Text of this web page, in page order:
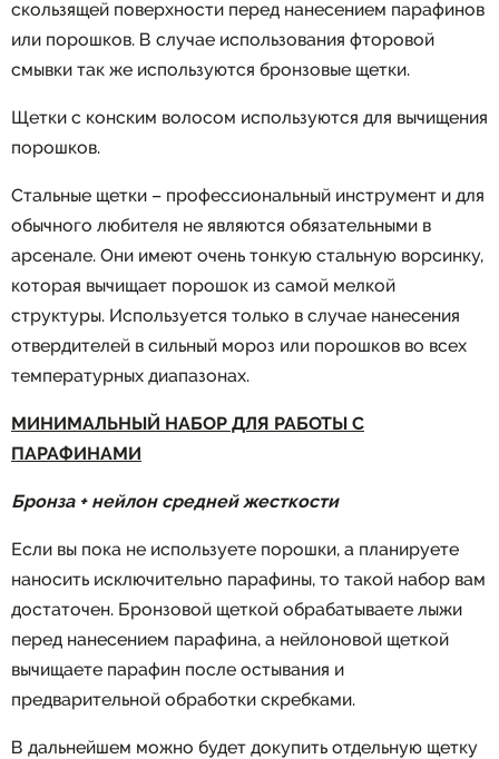
скользящей поверхности перед нанесением парафинов
или порошков. В случае использования фторовой
смывки так же используются бронзовые щетки.
Щетки с конским волосом используются для вычищения
порошков.
Стальные щетки – профессиональный инструмент и для
обычного любителя не являются обязательными в
арсенале. Они имеют очень тонкую стальную ворсинку,
которая вычищает порошок из самой мелкой
структуры. Используется только в случае нанесения
отвердителей в сильный мороз или порошков во всех
температурных диапазонах.
МИНИМАЛЬНЫЙ НАБОР ДЛЯ РАБОТЫ С
ПАРАФИНАМИ
Бронза + нейлон средней жесткости
Если вы пока не используете порошки, а планируете
наносить исключительно парафины, то такой набор вам
достаточен. Бронзовой щеткой обрабатываете лыжи
перед нанесением парафина, а нейлоновой щеткой
вычищаете парафин после остывания и
предварительной обработки скребками.
В дальнейшем можно будет докупить отдельную щетку